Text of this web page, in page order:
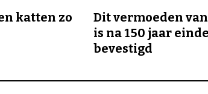
katten zo
Dit vermoeden
is na 150 jaar
bevestigd